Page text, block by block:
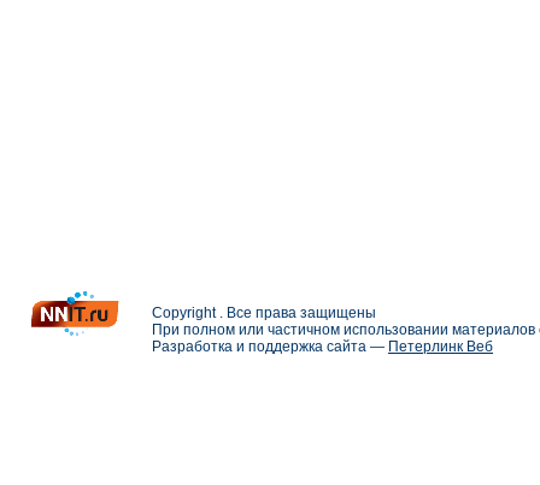
Copyright . Все права защищены
При полном или частичном использовании
Разработка и поддержка сайта — Петерлинк Веб